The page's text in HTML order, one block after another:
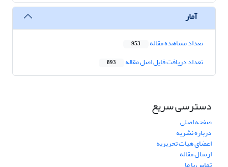
آمار
تعداد مشاهده مقاله 953
تعداد دریافت فایل اصل مقاله 893
دسترسی سریع
صفحه اصلی
درباره نشریه
اعضای هیات تحریریه
ارسال مقاله